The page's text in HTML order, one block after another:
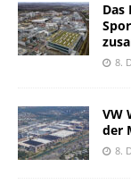
Das
8.
VW
der
8.